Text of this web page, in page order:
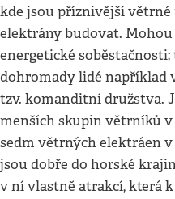
kde jsou příznivější větrné
elektrány budovat.
energetické
dohromady lidé například
tzv. komanditní družstva.
menších skupin větrníků
sedm větrných elektráen
jsou dobře do horské
v ní vlastně atrakcí, která